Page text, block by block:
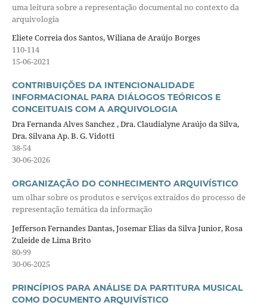
uma leitura sobre a representação documental no contexto da
arquivologia
Eliete Correia dos Santos, Wiliana de Araújo Borges
110-114
15-06-2021
CONTRIBUIÇÕES DA INTENCIONALIDADE
INFORMACIONAL PARA DIÁLOGOS TEÓRICOS E
CONCEITUAIS COM A ARQUIVOLOGIA
Dra Fernanda Alves Sanchez , Dra. Claudialyne Araújo da Silva,
Dra. Silvana Ap. B. G. Vidotti
38-54
30-06-2026
ORGANIZAÇÃO DO CONHECIMENTO ARQUIVÍSTICO
um olhar sobre os produtos e serviços extraídos do processo de
representação temática da informação
Jefferson Fernandes Dantas, Josemar Elias da Silva Junior, Rosa
Zuleide de Lima Brito
80-99
30-06-2025
PRINCÍPIOS PARA ANÁLISE DA PARTITURA MUSICAL
COMO DOCUMENTO ARQUIVÍSTICO